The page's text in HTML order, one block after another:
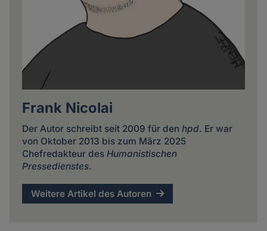
Frank Nicolai
Der Autor schreibt seit 2009 für den hpd. Er war
von Oktober 2013 bis zum März 2025
Chefredakteur des Humanistischen
Pressedienstes.
Weitere Artikel des Autoren